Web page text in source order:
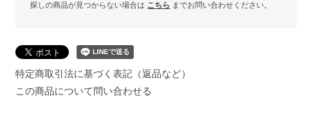
探しの商品が見つからない場合は こちら までお問い合わせください。
特定商取引法に基づく表記（返品など）
この商品について問い合わせる